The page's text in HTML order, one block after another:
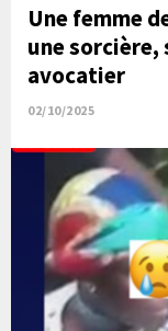
Une femme
une sorcière,
avocatier
02/10/2025